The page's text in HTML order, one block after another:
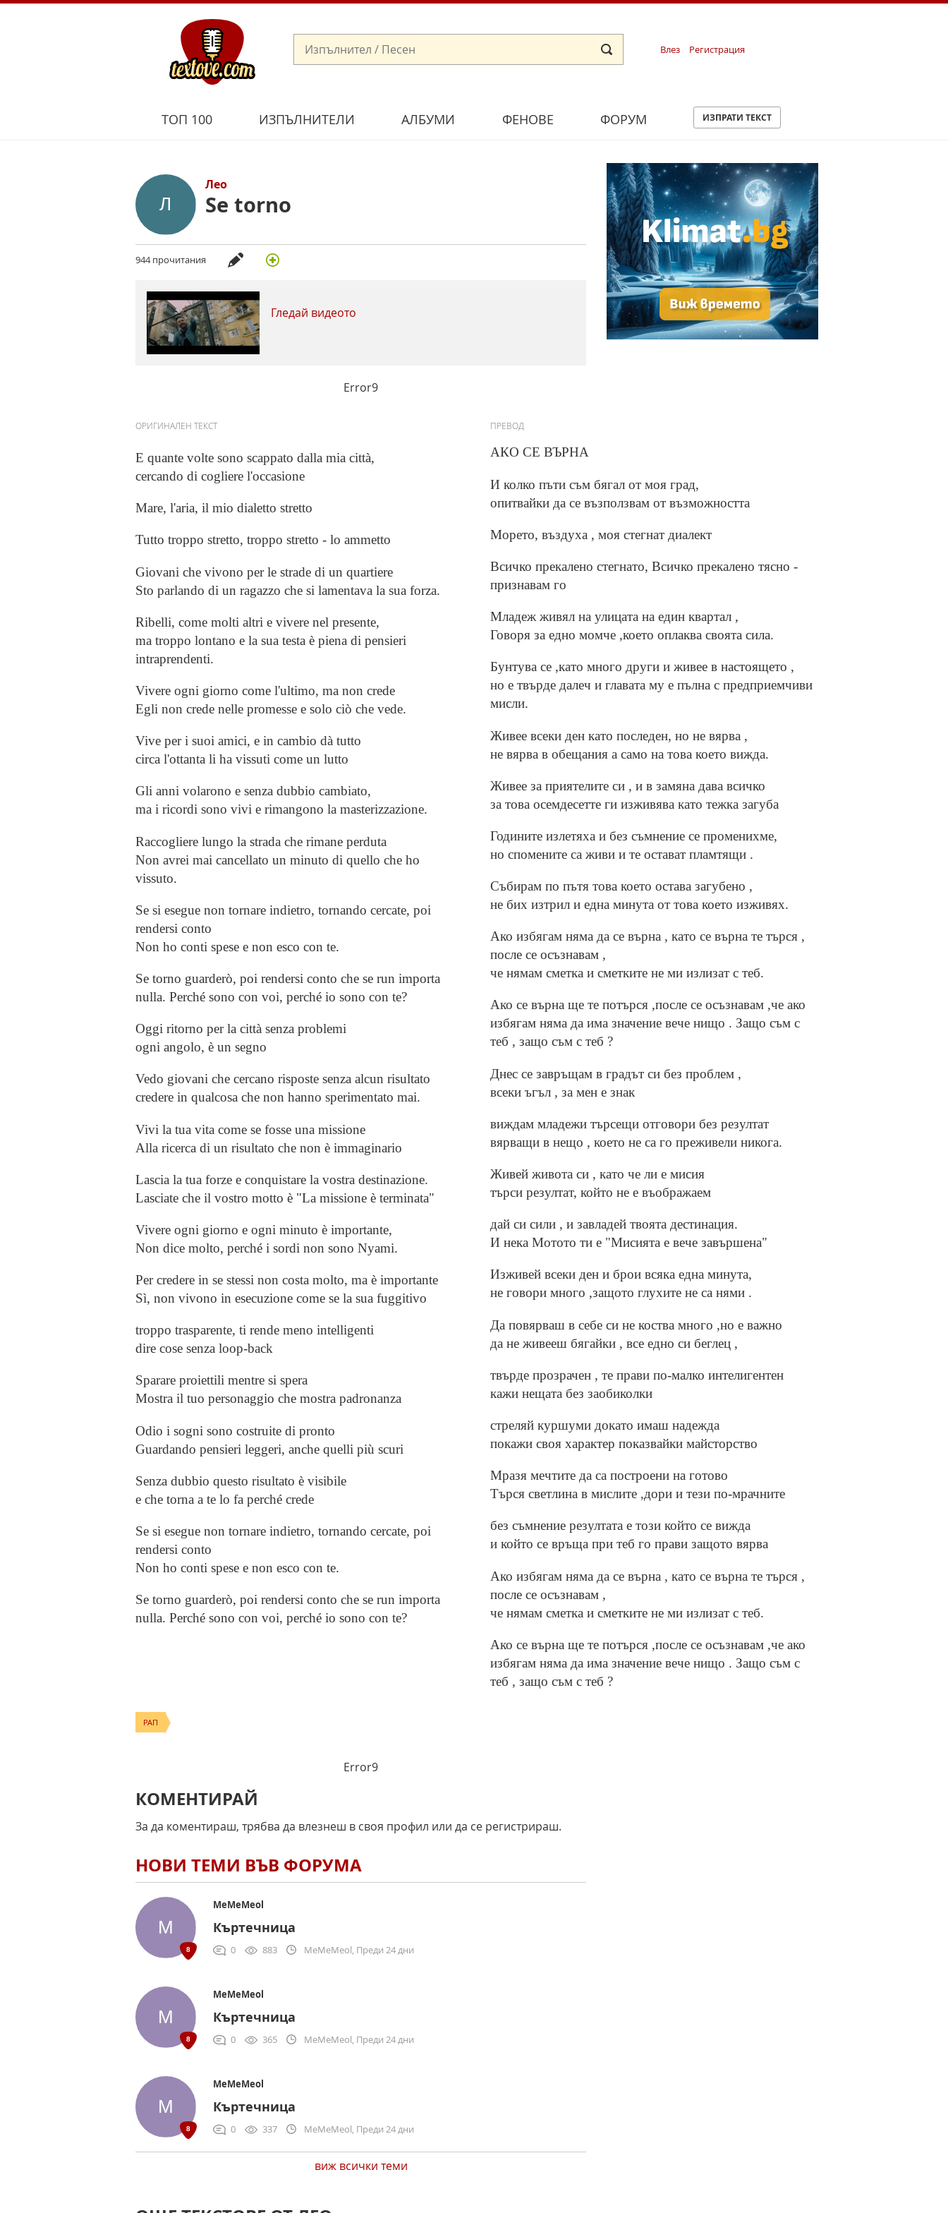
Влез Регистрация
ТОП 100 ИЗПЪЛНИТЕЛИ АЛБУМИ ФЕНОВЕ ФОРУМ ИЗПРАТИ ТЕКСТ
Лео
Se torno
944 прочитания
Гледай видеото
Error9
ОРИГИНАЛЕН ТЕКСТ
E quante volte sono scappato dalla mia città,
cercando di cogliere l'occasione
Mare, l'aria, il mio dialetto stretto
Tutto troppo stretto, troppo stretto - lo ammetto
Giovani che vivono per le strade di un quartiere
Sto parlando di un ragazzo che si lamentava la sua forza.
Ribelli, come molti altri e vivere nel presente,
ma troppo lontano e la sua testa è piena di pensieri
intraprendenti.
Vivere ogni giorno come l'ultimo, ma non crede
Egli non crede nelle promesse e solo ciò che vede.
Vive per i suoi amici, e in cambio dà tutto
circa l'ottanta li ha vissuti come un lutto
Gli anni volarono e senza dubbio cambiato,
ma i ricordi sono vivi e rimangono la masterizzazione.
Raccogliere lungo la strada che rimane perduta
Non avrei mai cancellato un minuto di quello che ho
vissuto.
Se si esegue non tornare indietro, tornando cercate, poi
rendersi conto
Non ho conti spese e non esco con te.
Se torno guarderò, poi rendersi conto che se run importa
nulla. Perché sono con voi, perché io sono con te?
Oggi ritorno per la città senza problemi
ogni angolo, è un segno
Vedo giovani che cercano risposte senza alcun risultato
credere in qualcosa che non hanno sperimentato mai.
Vivi la tua vita come se fosse una missione
Alla ricerca di un risultato che non è immaginario
Lascia la tua forze e conquistare la vostra destinazione.
Lasciate che il vostro motto è "La missione è terminata"
Vivere ogni giorno e ogni minuto è importante,
Non dice molto, perché i sordi non sono Nyami.
Per credere in se stessi non costa molto, ma è importante
Sì, non vivono in esecuzione come se la sua fuggitivo
troppo trasparente, ti rende meno intelligenti
dire cose senza loop-back
Sparare proiettili mentre si spera
Mostra il tuo personaggio che mostra padronanza
Odio i sogni sono costruite di pronto
Guardando pensieri leggeri, anche quelli più scuri
Senza dubbio questo risultato è visibile
e che torna a te lo fa perché crede
Se si esegue non tornare indietro, tornando cercate, poi
rendersi conto
Non ho conti spese e non esco con te.
Se torno guarderò, poi rendersi conto che se run importa
nulla. Perché sono con voi, perché io sono con te?
ПРЕВОД
АКО СЕ ВЪРНА
И колко пъти съм бягал от моя град,
опитвайки да се възползвам от възможността
Морето, въздуха , моя стегнат диалект
Всичко прекалено стегнато, Всичко прекалено тясно -
признавам го
Младеж живял на улицата на един квартал ,
Говоря за едно момче ,което оплаква своята сила.
Бунтува се ,като много други и живее в настоящето ,
но е твърде далеч и главата му е пълна с предприемчиви
мисли.
Живее всеки ден като последен, но не вярва ,
не вярва в обещания а само на това което вижда.
Живее за приятелите си , и в замяна дава всичко
за това осемдесетте ги изживява като тежка загуба
Годините излетяха и без съмнение се променихме,
но спомените са живи и те остават пламтящи .
Събирам по пътя това което остава загубено ,
не бих изтрил и една минута от това което изживях.
Ако избягам няма да се върна , като се върна те търся ,
после се осъзнавам ,
че нямам сметка и сметките не ми излизат с теб.
Ако се върна ще те потърся ,после се осъзнавам ,че ако
избягам няма да има значение вече нищо . Защо съм с
теб , защо съм с теб ?
Днес се завръщам в градът си без проблем ,
всеки ъгъл , за мен е знак
виждам младежи търсещи отговори без резултат
вярващи в нещо , което не са го преживели никога.
Живей живота си , като че ли е мисия
търси резултат, който не е въображаем
дай си сили , и завладей твоята дестинация.
И нека Мотото ти е "Мисията е вече завършена"
Изживей всеки ден и брои всяка една минута,
не говори много ,защото глухите не са нями .
Да повярваш в себе си не коства много ,но е важно
да не живееш бягайки , все едно си беглец ,
твърде прозрачен , те прави по-малко интелигентен
кажи нещата без заобиколки
стреляй куршуми докато имаш надежда
покажи своя характер показвайки майсторство
Мразя мечтите да са построени на готово
Търся светлина в мислите ,дори и тези по-мрачните
без съмнение резултата е този който се вижда
и който се връща при теб го прави защото вярва
Ако избягам няма да се върна , като се върна те търся ,
после се осъзнавам ,
че нямам сметка и сметките не ми излизат с теб.
Ако се върна ще те потърся ,после се осъзнавам ,че ако
избягам няма да има значение вече нищо . Защо съм с
теб , защо съм с теб ?
РАП
Error9
КОМЕНТИРАЙ
За да коментираш, трябва да влезнеш в своя профил или да се регистрираш.
НОВИ ТЕМИ ВЪВ ФОРУМА
MeMeMeol
Къртечница
0 883 MeMeMeol, Преди 24 дни
MeMeMeol
Къртечница
0 365 MeMeMeol, Преди 24 дни
MeMeMeol
Къртечница
0 337 MeMeMeol, Преди 24 дни
виж всички теми